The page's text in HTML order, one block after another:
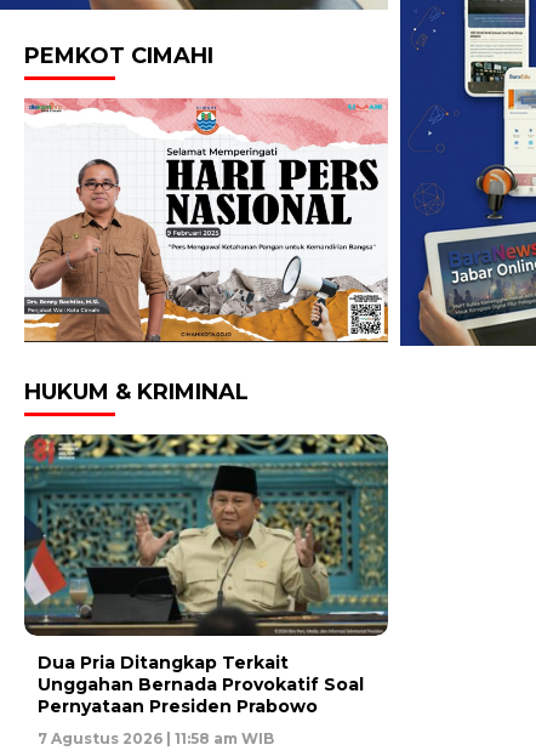
PEMKOT CIMAHI
HUKUM & KRIMINAL
Dua Pria Ditangkap Terkait
Unggahan Bernada Provokatif Soal
Pernyataan Presiden Prabowo
7 Agustus 2026 | 11:58 am WIB